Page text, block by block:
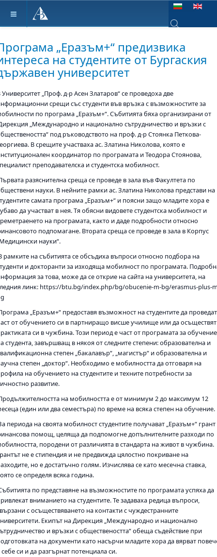
Изберете език
„Еразъм+“ предизвика
на студентите от Бургаския
университет
Университет „Проф. д-р Асен Златаров“ се проведоха две
срещи със студенти във връзка с възможностите за
по програма „Еразъм+“. Събитията бяха организирани от
„Международно и национално сътрудничество и връзки с
под ръководството на проф. д-р Стоянка Петкова-
В срещите участваха ас. Златина Николова, която е
координатор по програмата и Теодора Стоянова,
преподавателска и студентска мобилност.
разяснителна среща се проведе в зала във Факултета по
науки. В нейните рамки ас. Златина Николова представи на
самата програма „Еразъм+“ и поясни защо младите хора е
да участват в нея. Тя обясни видовете студентска мобилност и
на програмата, както и даде подробности относно
подпомагане. Втората среща се проведе в зала в Корпус
науки“.
рамките на събитията се обсъдиха въпроси относно подбора на
и докторанти за изходяща мобилност по програмата.
за това, може да се открие на сайта на университета, на
линк: https://btu.bg/index.php/bg/obucenie-m-bg/erasmus-plus-
„Еразъм+“ предоставя възможност на студентите да проведат
от обучението си в партниращо висше училище или да осъществят
си в чужбина. Този период е част от програмата за обучение
студента, завършващ в някоя от следните степени: образователна и
степен „бакалавър“, „магистър“ и образователна и
степен „доктор“. Необходимо е мобилността да отговаря на
на обучението на студентите и техните потребности за
развитие.
на мобилността е от минимум 2 до максимум 12
(един или два семестъра) по време на всяка степен на обучение.
периода на своята мобилност студентите получават „Еразъм+“ грант
помощ, целяща да подпомогне допълнителните разходи по
породени от различията в стандарта на живот в чужбина.
не е стипендия и не предвижда цялостно покриване на
но е достатъчно голям. Изчислява се като месечна ставка,
се определя всяка година.
по представяне на възможностите по програмата успяха да
вниманието на студентите. Те задаваха редица въпроси,
с осъществяването на контакти с чуждестранните
Екипът на Дирекция „Международно и национално
и връзки с обществеността“ обеща съдействие при
на документи като насърчи младите хора да вярват
себе си и да разгърнат потенциала си.